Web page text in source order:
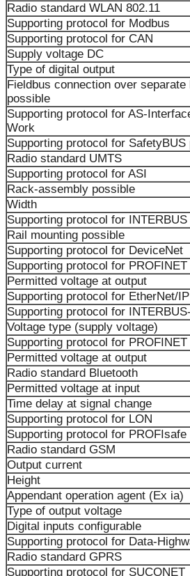
Radio standard WLAN 802.11
Supporting protocol for Modbus
Supporting protocol for CAN
Supply voltage DC
Type of digital output
Fieldbus connection over separate
possible
Supporting protocol for AS-
Work
Supporting protocol for SafetyBUS
Radio standard UMTS
Supporting protocol for ASI
Rack-assembly possible
Width
Supporting protocol for INTERBUS
Rail mounting possible
Supporting protocol for DeviceNet
Supporting protocol for
Permitted voltage at output
Supporting protocol for EtherNet/IP
Supporting protocol for
Voltage type (supply voltage)
Supporting protocol for PROFINET
Permitted voltage at output
Radio standard Bluetooth
Permitted voltage at input
Time delay at signal change
Supporting protocol for LON
Supporting protocol for PROFIsafe
Radio standard GSM
Output current
Height
Appendant operation agent (Ex ia)
Type of output voltage
Digital inputs configurable
Supporting protocol for Data-
Radio standard GPRS
Supporting protocol for SUCONET